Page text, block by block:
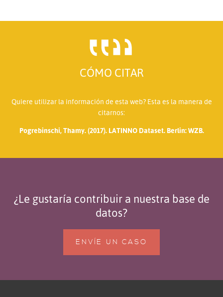
CÓMO CITAR
Quiere utilizar la información de esta web? Esta es la manera de
citarnos:
Pogrebinschi, Thamy. (2017). LATINNO Dataset. Berlin: WZB.
¿Le gustaría contribuir a nuestra base de
datos?
ENVÍE UN CASO